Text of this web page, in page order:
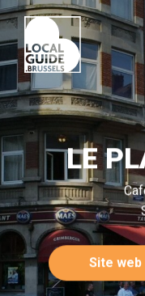
LE
Site web